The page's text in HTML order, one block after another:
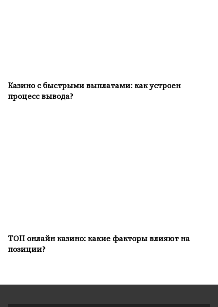
Казино с быстрыми выплатами: как устроен
процесс вывода?
ТОП онлайн казино: какие факторы влияют на
позиции?